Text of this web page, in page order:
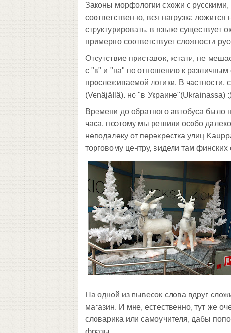
Законы морфологии схожи с русскими,
соответственно, вся нагрузка
структурировать, в языке
примерно соответствует сложности
Отсутствие приставок, кстати, не
с "в" и "на" по отношению к различным
прослеживаемой логики. В частности,
(Venäjällä), но "в Украине"(Ukrainassa) :)
Времени до обратного автобуса было
часа, поэтому мы решили особо далеко
неподалеку от перекрестка улиц
торговому центру, видели там
На одной из вывесок слова вдруг
магазин. И мне, естественно, тут же
словарика или самоучителя, дабы
фразы.